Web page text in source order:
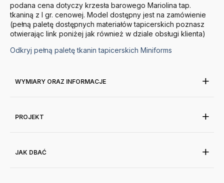
podana cena dotyczy krzesła barowego Mariolina tap.
tkaniną z I gr. cenowej. Model dostępny jest na zamówienie
(pełną paletę dostępnych materiałów tapicerskich poznasz
otwierając link poniżej jak również w dziale obsługi klienta)
Odkryj pełną paletę tkanin tapicerskich Miniforms
WYMIARY ORAZ INFORMACJE
PROJEKT
JAK DBAĆ